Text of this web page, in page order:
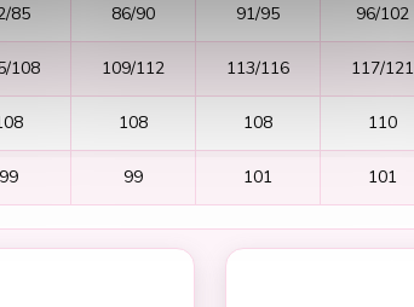
85 86/90 91/95 96/102
108 109/112 113/116 117/121
108 108 110
99 99 101 101